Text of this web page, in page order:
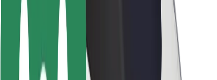
Utasbiztonság
Sofőr biztonság
E-roller biztonság
Biztonsági részleg
Városok